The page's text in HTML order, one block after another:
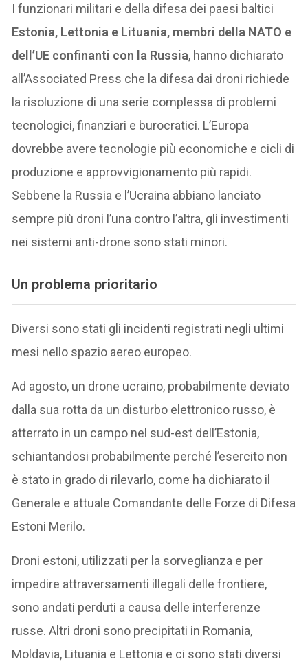
I funzionari militari e della difesa dei paesi baltici
Estonia, Lettonia e Lituania, membri della NATO e
dell’UE confinanti con la Russia, hanno dichiarato
all’Associated Press che la difesa dai droni richiede
la risoluzione di una serie complessa di problemi
tecnologici, finanziari e burocratici. L’Europa
dovrebbe avere tecnologie più economiche e cicli di
produzione e approvvigionamento più rapidi.
Sebbene la Russia e l’Ucraina abbiano lanciato
sempre più droni l’una contro l’altra, gli investimenti
nei sistemi anti-drone sono stati minori.
Un problema prioritario
Diversi sono stati gli incidenti registrati negli ultimi
mesi nello spazio aereo europeo.
Ad agosto, un drone ucraino, probabilmente deviato
dalla sua rotta da un disturbo elettronico russo, è
atterrato in un campo nel sud-est dell’Estonia,
schiantandosi probabilmente perché l’esercito non
è stato in grado di rilevarlo, come ha dichiarato il
Generale e attuale Comandante delle Forze di Difesa
Estoni Merilo.
Droni estoni, utilizzati per la sorveglianza e per
impedire attraversamenti illegali delle frontiere,
sono andati perduti a causa delle interferenze
russe. Altri droni sono precipitati in Romania,
Moldavia, Lituania e Lettonia e ci sono stati diversi